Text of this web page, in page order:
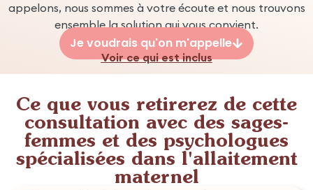
appelons, nous sommes à votre écoute et nous trouvons
ensemble la solution qui vous convient.
Je voudrais qu'on m'appelle
Voir ce qui est inclus
Ce que vous retirerez de cette
consultation avec des sages-
femmes et des psychologues
spécialisées dans l'allaitement
maternel